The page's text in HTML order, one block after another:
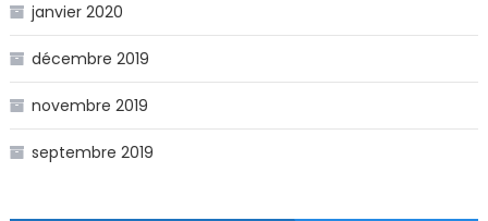
janvier 2020
décembre 2019
novembre 2019
septembre 2019